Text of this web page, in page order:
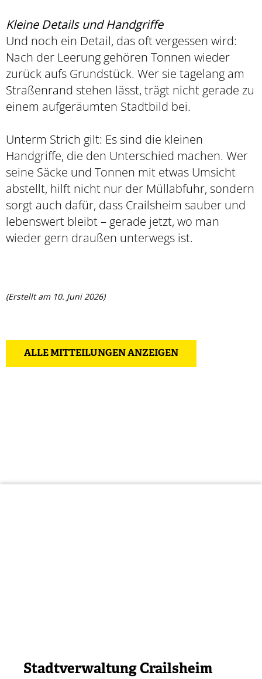
Kleine Details und Handgriffe
Und noch ein Detail, das oft vergessen wird:
Nach der Leerung gehören Tonnen wieder
zurück aufs Grundstück. Wer sie tagelang am
Straßenrand stehen lässt, trägt nicht gerade zu
einem aufgeräumten Stadtbild bei.
Unterm Strich gilt: Es sind die kleinen
Handgriffe, die den Unterschied machen. Wer
seine Säcke und Tonnen mit etwas Umsicht
abstellt, hilft nicht nur der Müllabfuhr, sondern
sorgt auch dafür, dass Crailsheim sauber und
lebenswert bleibt – gerade jetzt, wo man
wieder gern draußen unterwegs ist.
(Erstellt am 10. Juni 2026)
ALLE MITTEILUNGEN ANZEIGEN
Stadtverwaltung Crailsheim